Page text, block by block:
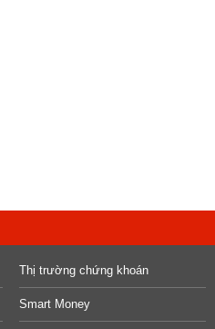
Thị trường chứng khoán
Smart Money